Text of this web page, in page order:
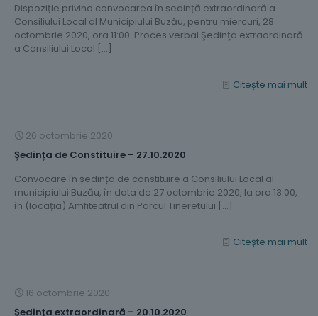
Dispoziție privind convocarea în ședință extraordinară a
Consiliului Local al Municipiului Buzău, pentru miercuri, 28
octombrie 2020, ora 11:00. Proces verbal Şedinţa extraordinară
a Consiliului Local […]
Citește mai mult
26 octombrie 2020
Ședința de Constituire – 27.10.2020
Convocare în ședința de constituire a Consiliului Local al
municipiului Buzău, în data de 27 octombrie 2020, la ora 13:00,
în (locația) Amfiteatrul din Parcul Tineretului […]
Citește mai mult
16 octombrie 2020
Şedinţa extraordinară – 20.10.2020